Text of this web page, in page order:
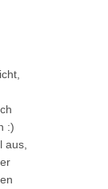
:)
aus,